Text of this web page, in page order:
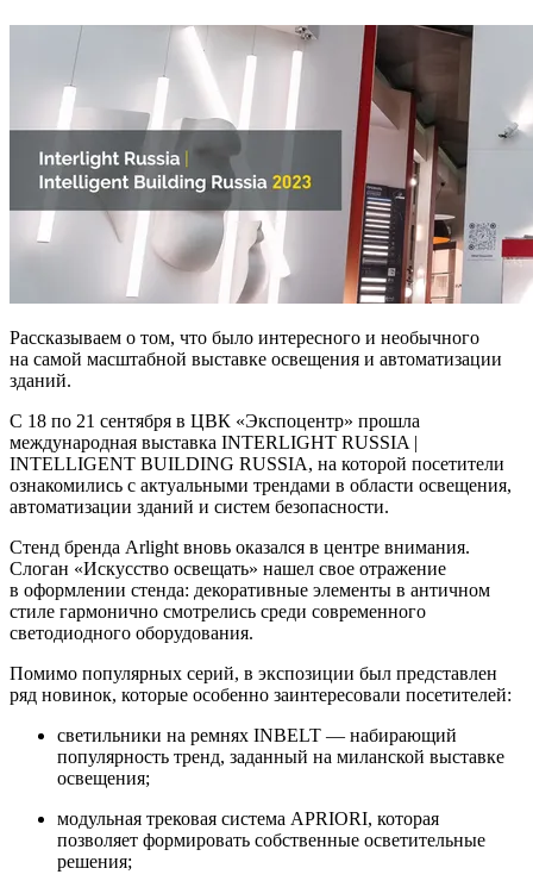
Рассказываем о том, что было интересного и необычного
на самой масштабной выставке освещения и автоматизации
зданий.
С 18 по 21 сентября в ЦВК «Экспоцентр» прошла
международная выставка INTERLIGHT RUSSIA |
INTELLIGENT BUILDING RUSSIA, на которой посетители
ознакомились с актуальными трендами в области освещения,
автоматизации зданий и систем безопасности.
Стенд бренда Arlight вновь оказался в центре внимания.
Слоган «Искусство освещать» нашел свое отражение
в оформлении стенда: декоративные элементы в античном
стиле гармонично смотрелись среди современного
светодиодного оборудования.
Помимо популярных серий, в экспозиции был представлен
ряд новинок, которые особенно заинтересовали посетителей:
светильники на ремнях INBELT — набирающий
популярность тренд, заданный на миланской выставке
освещения;
модульная трековая система APRIORI, которая
позволяет формировать собственные осветительные
решения;